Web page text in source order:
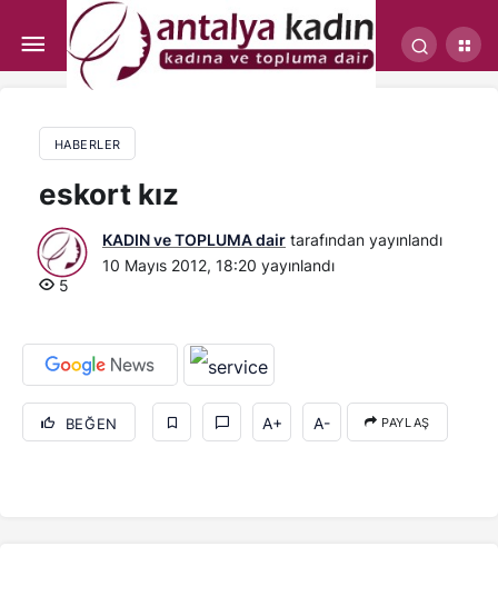
HABERLER
eskort kız
KADIN ve TOPLUMA dair tarafından yayınlandı
10 Mayıs 2012, 18:20 yayınlandı
5
BEĞEN A+ A- PAYLAŞ
Rütbeli askerlere fuhuş gözaltısı!..